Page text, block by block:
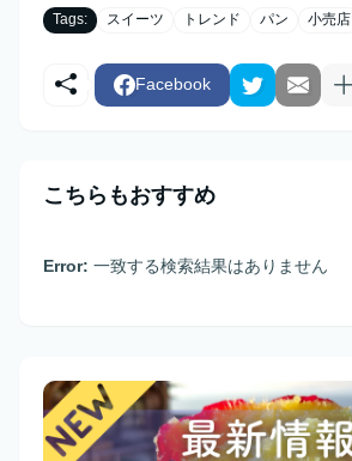
Tags: スイーツ トレンド パン 小売店
Facebook
こちらもおすすめ
Error: 一致する検索結果はありません